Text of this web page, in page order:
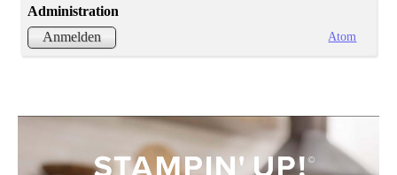
Administration
Anmelden
Atom